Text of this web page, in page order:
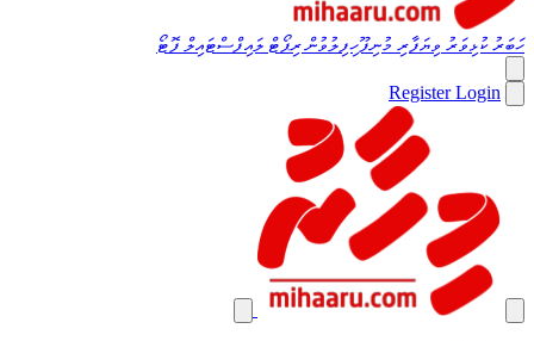
ހަބަރުކުޅިވަރު ވިޔަފާރި މުނިފޫހިފިލުވުންރިޕޯޓް ލައިފްސްޓައިލް ފޮޓޯ
RegisterLogin